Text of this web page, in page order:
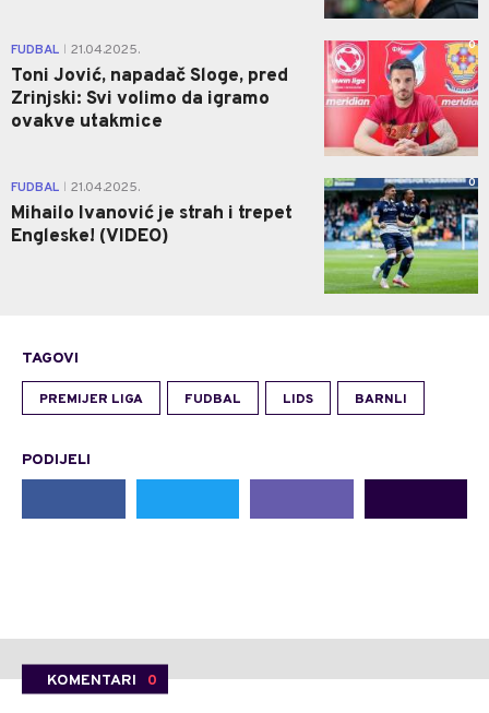
FUDBAL 21.04.2025.
Toni Jović, napadač Sloge, pred
Zrinjski: Svi volimo da igramo
ovakve utakmice
0
FUDBAL 21.04.2025.
Mihailo Ivanović je strah i trepet
Engleske! (VIDEO)
0
TAGOVI
PREMIJER LIGA FUDBAL LIDS BARNLI
PODIJELI
KOMENTARI 0